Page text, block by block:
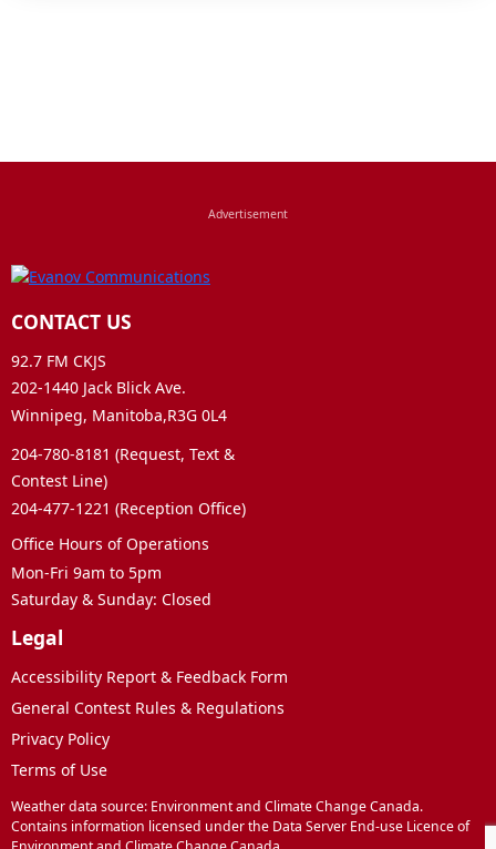
CONTACT US
92.7 FM CKJS
202-1440 Jack Blick Ave.
Winnipeg, Manitoba,R3G 0L4
204-780-8181 (Request, Text &
Contest Line)
204-477-1221 (Reception Office)
Office Hours of Operations
Mon-Fri 9am to 5pm
Saturday & Sunday: Closed
Legal
Accessibility Report & Feedback Form
General Contest Rules & Regulations
Privacy Policy
Terms of Use
Weather data source: Environment and Climate Change Canada.
Contains information licensed under the Data Server End-use Licence of